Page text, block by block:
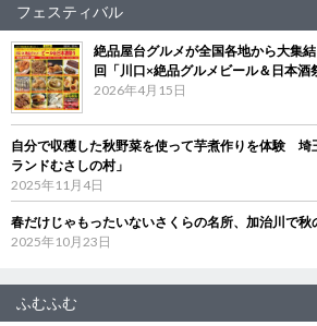
フェスティバル
絶品屋台グルメが全国各地から大集
回「川口×絶品グルメビール＆日本酒
2026年4月15日
自分で収穫した秋野菜を使って芋煮作りを体験 埼
ランドむさしの村」
2025年11月4日
春だけじゃもったいないさくらの名所、加治川で秋
2025年10月23日
ふむふむ